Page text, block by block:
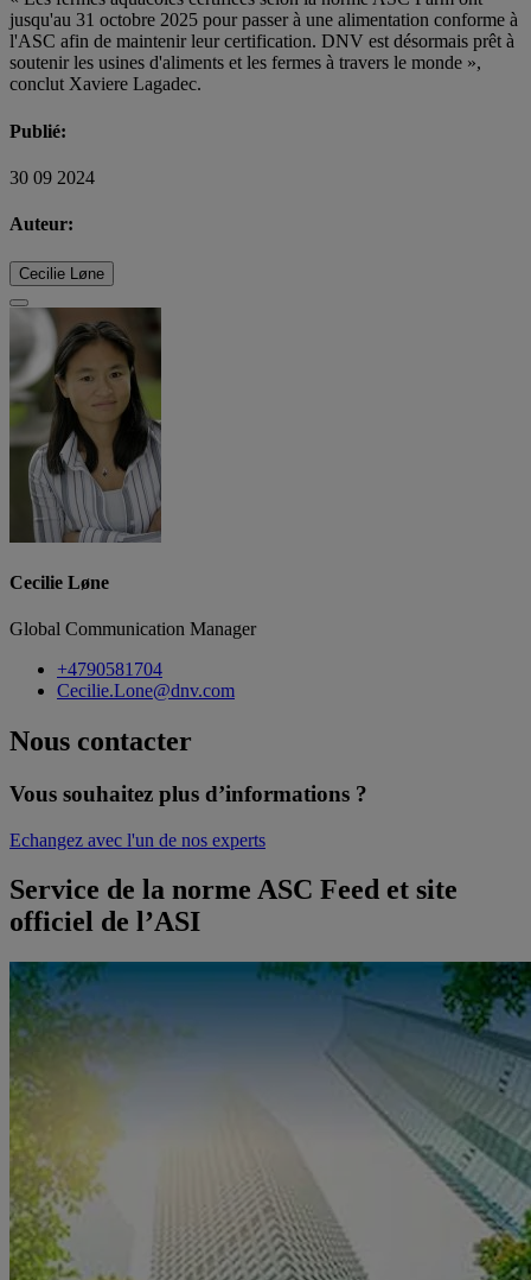
jusqu'au 31 octobre 2025 pour passer à une alimentation conforme à
l'ASC afin de maintenir leur certification. DNV est désormais prêt à
soutenir les usines d'aliments et les fermes à travers le monde »,
conclut Xaviere Lagadec.
Publié:
30 09 2024
Auteur:
Cecilie Løne
Cecilie Løne
Global Communication Manager
+4790581704
Cecilie.Lone@dnv.com
Nous contacter
Vous souhaitez plus d’informations ?
Echangez avec l'un de nos experts
Service de la norme ASC Feed et site
officiel de l’ASI